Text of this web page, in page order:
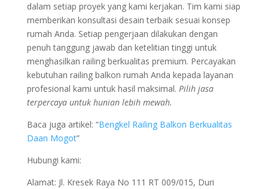
dalam setiap proyek yang kami kerjakan. Tim kami siap
memberikan konsultasi desain terbaik sesuai konsep
rumah Anda. Setiap pengerjaan dilakukan dengan
penuh tanggung jawab dan ketelitian tinggi untuk
menghasilkan railing berkualitas premium. Percayakan
kebutuhan railing balkon rumah Anda kepada layanan
profesional kami untuk hasil maksimal. Pilih jasa
terpercaya untuk hunian lebih mewah.
Baca juga artikel: “Bengkel Railing Balkon Berkualitas
Daan Mogot”
Hubungi kami:
Alamat: Jl. Kresek Raya No 111 RT 009/015, Duri